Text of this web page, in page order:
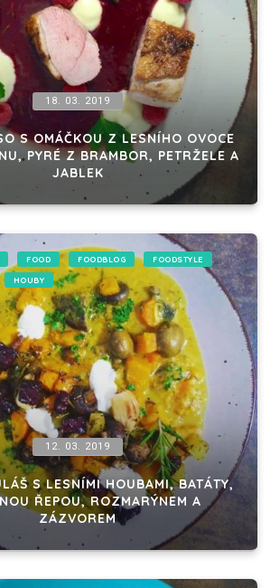
18. 03. 2019
S OMÁČKOU Z LESNÍHO OVOCE
PYRÉ Z BRAMBOR, PETRŽELE A
JABLEK
FOOD FOODBLOG FOODSTYLE
HOUBY
12. 03. 2019
S LESNÍMI HOUBAMI, BATÁTY,
ŘEPOU, ROZMARÝNEM A
ZÁZVOREM